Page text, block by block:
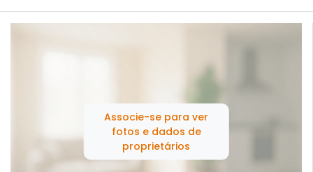
Associe-se para ver
fotos e dados de
proprietários